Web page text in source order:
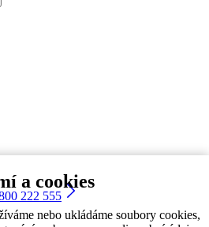
a cookies
nebo ukládáme soubory cookies,
222 555